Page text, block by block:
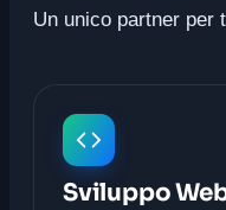
Un unico partner per
Sviluppo